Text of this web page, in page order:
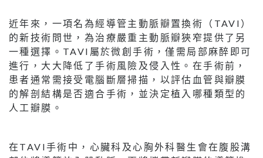
近年來，一項名為經導管主動脈瓣置換術（TAVI）
的新技術問世，為治療嚴重主動脈瓣狹窄提供了另
一種選擇。TAVI屬於微創手術，僅需局部麻醉即可
進行，大大降低了手術風險及侵入性。在手術前，
患者通常需接受電腦斷層掃描，以評估血管與瓣膜
的解剖結構是否適合手術，並決定植入哪種類型的
人工瓣膜。
在TAVI手術中，心臟科及心胸外科醫生會在腹股溝